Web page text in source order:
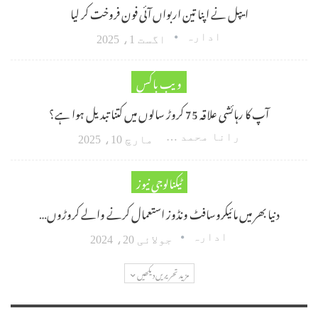
ایپل نے اپنا تین اربواں آئی فون فروخت کر لیا
ادارہ اگست 1، 2025
ویب باکس
آپ کا رہائشی علاقہ 75 کروڑ سالوں میں کتنا تبدیل ہوا ہے؟
رانا محمد امین اکبر مارچ 10، 2025
ٹیکنالوجی نیوز
دنیا بھر میں مائیکروسافٹ ونڈوز استعمال کرنے والے کروڑوں…
ادارہ جولائی 20، 2024
مزید تحریریں دیکھیں